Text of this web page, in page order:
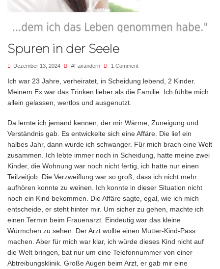
Spuren in der Seele
Dezember 13, 2024 #fairändern 1 Comment
Ich war 23 Jahre, verheiratet, in Scheidung lebend, 2 Kinder.
Meinem Ex war das Trinken lieber als die Familie. Ich fühlte mich
allein gelassen, wertlos und ausgenutzt.
Da lernte ich jemand kennen, der mir Wärme, Zuneigung und
Verständnis gab. Es entwickelte sich eine Affäre. Die lief ein
halbes Jahr, dann wurde ich schwanger. Für mich brach eine Welt
zusammen. Ich lebte immer noch in Scheidung, hatte meine zwei
Kinder, die Wohnung war noch nicht fertig, ich hatte nur einen
Teilzeitjob. Die Verzweiflung war so groß, dass ich nicht mehr
aufhören konnte zu weinen. Ich konnte in dieser Situation nicht
noch ein Kind bekommen. Die Affäre sagte, egal, wie ich mich
entscheide, er steht hinter mir. Um sicher zu gehen, machte ich
einen Termin beim Frauenarzt. Eindeutig war das kleine
Würmchen zu sehen. Der Arzt wollte einen Mutter-Kind-Pass
machen. Aber für mich war klar, ich würde dieses Kind nicht auf
die Welt bringen, bat nur um eine Telefonnummer von einer
Abtreibungsklinik. Große Augen beim Arzt, er gab mir eine